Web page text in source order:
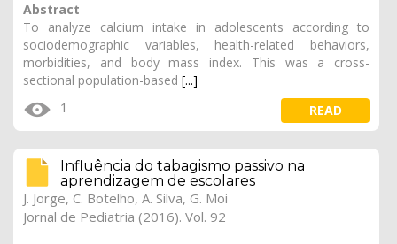
Abstract
To analyze calcium intake in adolescents according to
sociodemographic variables, health-related behaviors,
morbidities, and body mass index. This was a cross-
sectional population-based [...]
1 READ
Influência do tabagismo passivo na
aprendizagem de escolares
J. Jorge, C. Botelho, A. Silva, G. Moi
Jornal de Pediatria (2016). Vol. 92